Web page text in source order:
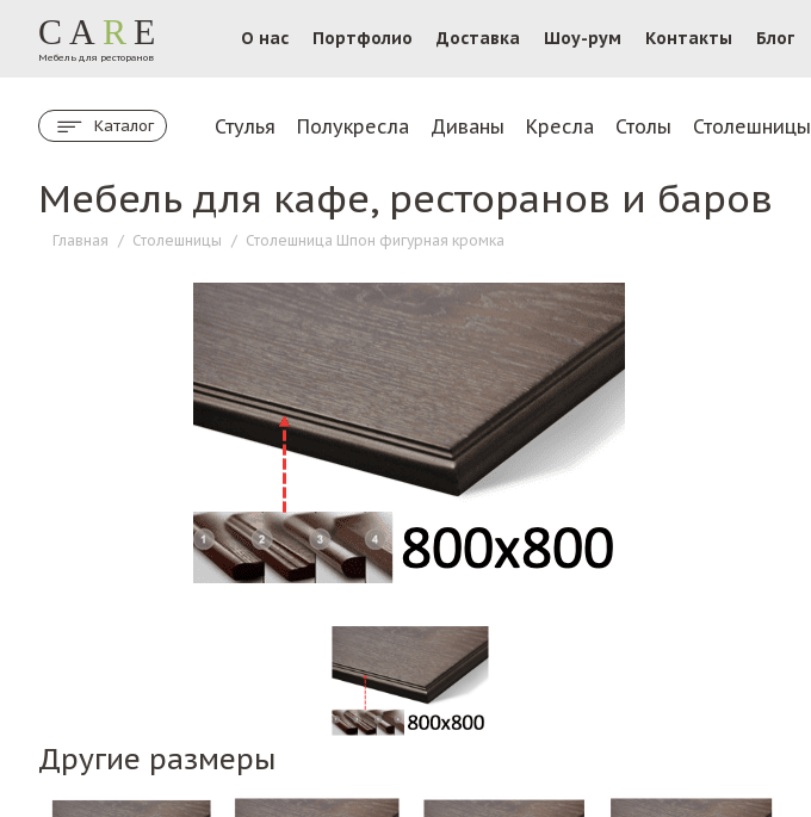
CA R E
Мебель для ресторанов
О нас Портфолио Доставка Шоу-рум Контакты Блог
Каталог Стулья Полукресла Диваны Кресла Столы Столешницы
Мебель для кафе, ресторанов и баров
Главная / Столешницы / Столешница Шпон фигурная кромка
Другие размеры